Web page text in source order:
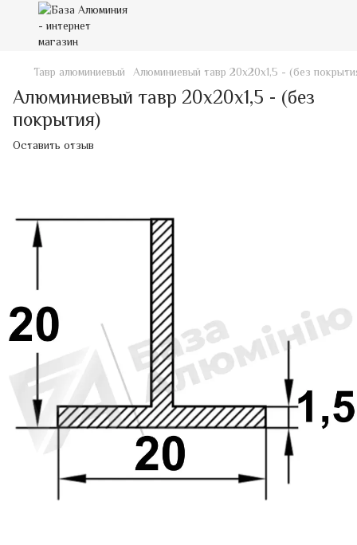
Тавр алюминиевый Алюминиевый тавр 20х20х1,5 - (без
Алюминиевый тавр 20х20х1,5 - (без
покрытия)
Оставить отзыв